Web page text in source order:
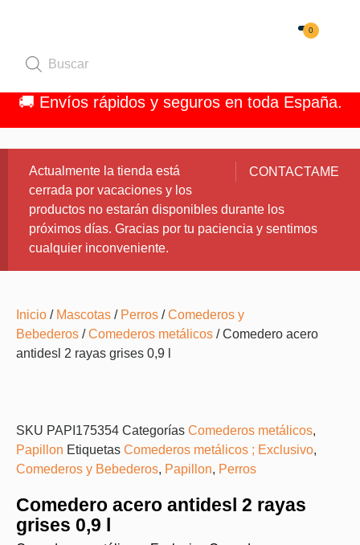
0
🚚 Envíos rápidos y seguros en toda España.
CONTACTAME
Actualmente la tienda está
cerrada por vacaciones y los
productos no estarán disponibles durante los
próximos días. Gracias por tu paciencia y sentimos
cualquier inconveniente.
Inicio / Mascotas / Perros /Comederos y
Bebederos /Comederos metálicos / Comedero acero
antidesl 2 rayas grises 0,9 l
SKU PAPI175354 Categorías Comederos metálicos,
Papillon Etiquetas Comederos metálicos ; Exclusivo,
Comederos y Bebederos, Papillon, Perros
Comedero acero antidesl 2 rayas
grises 0,9 l